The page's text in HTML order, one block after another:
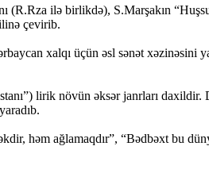
ilə birlikdə), S.Marşakın
çevirib.
xalqı üçün əsl sənət
lirik növün əksər janrları daxildir.
həm ağlamaqdır”, “Bədbəxt bu